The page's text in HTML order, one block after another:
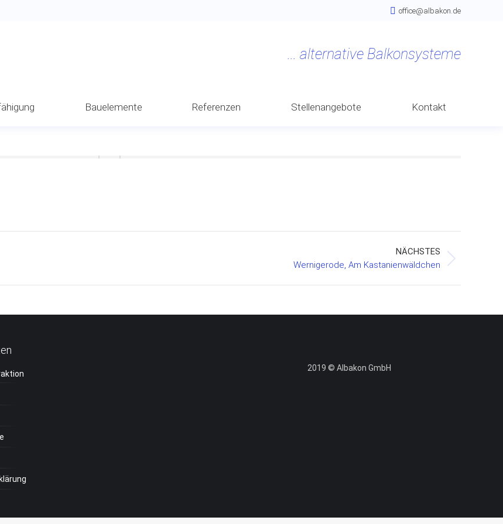
office@albakon.de
Bauelemente Referenzen Stellenangebote Kontakt
NÄCHSTES
Wernigerode, Am Kastanienwäldchen
2019 © Albakon GmbH